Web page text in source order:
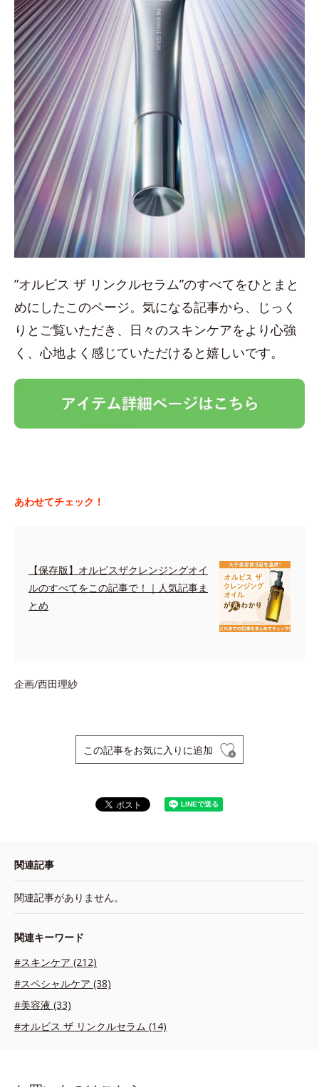
”オルビス ザ リンクルセラム”のすべてをひとまと
めにしたこのページ。気になる記事から、じっく
りとご覧いただき、日々のスキンケアをより心強
く、心地よく感じていただけると嬉しいです。
あわせてチェック！
【保存版】オルビスザクレンジングオイ
ルのすべてをこの記事で！｜人気記事ま
とめ
企画/西田理紗
この記事をお気に入りに追加
関連記事
関連記事がありません。
関連キーワード
#スキンケア (212)
#スペシャルケア (38)
#美容液 (33)
#オルビス ザ リンクルセラム (14)